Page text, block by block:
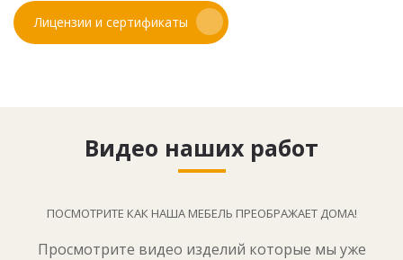
Лицензии и сертификаты
Видео наших работ
ПОСМОТРИТЕ КАК НАША МЕБЕЛЬ ПРЕОБРАЖАЕТ ДОМА!
Просмотрите видео изделий которые мы уже